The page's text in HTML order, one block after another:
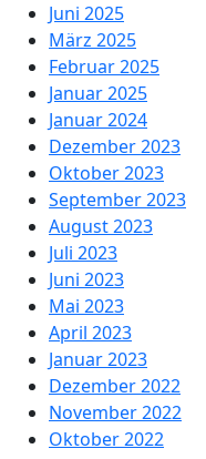
Juni 2025
März 2025
Februar 2025
Januar 2025
Januar 2024
Dezember 2023
Oktober 2023
September 2023
August 2023
Juli 2023
Juni 2023
Mai 2023
April 2023
Januar 2023
Dezember 2022
November 2022
Oktober 2022